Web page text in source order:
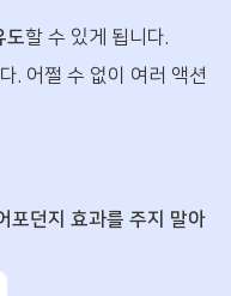
도할 수 있게 됩니다.
. 어쩔 수 없이 여러 액션
포던지 효과를 주지 말아